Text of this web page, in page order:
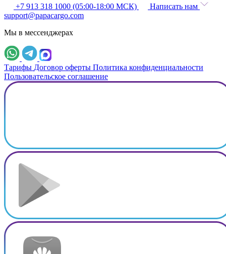
+7 913 318 1000 (05:00-18:00 МСК)
Написать нам
support@papacargo.com
Мы в мессенджерах
Тарифы Договор оферты Политика конфиденциальности
Пользовательское соглашение